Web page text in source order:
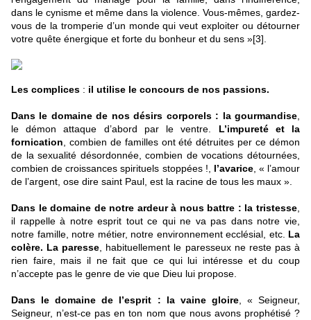
dans le cynisme et même dans la violence. Vous-mêmes, gardez-
vous de la tromperie d’un monde qui veut exploiter ou détourner
votre quête énergique et forte du bonheur et du sens »[3].
Les complices : il utilise le concours de nos passions.
Dans le domaine de nos désirs corporels : la gourmandise,
le démon attaque d’abord par le ventre. L’impureté et la
fornication, combien de familles ont été détruites per ce démon
de la sexualité désordonnée, combien de vocations détournées,
combien de croissances spirituels stoppées !, l’avarice, « l’amour
de l’argent, ose dire saint Paul, est la racine de tous les maux ».
Dans le domaine de notre ardeur à nous battre : la tristesse,
il rappelle à notre esprit tout ce qui ne va pas dans notre vie,
notre famille, notre métier, notre environnement ecclésial, etc. La
colère. La paresse, habituellement le paresseux ne reste pas à
rien faire, mais il ne fait que ce qui lui intéresse et du coup
n’accepte pas le genre de vie que Dieu lui propose.
Dans le domaine de l’esprit : la vaine gloire, « Seigneur,
Seigneur, n’est-ce pas en ton nom que nous avons prophétisé ?